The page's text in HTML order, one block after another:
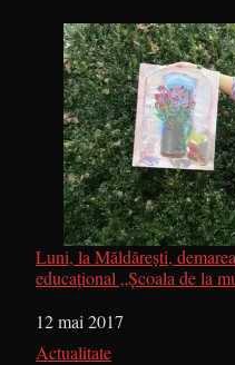
Luni, la Măldărești,
educațional „Școala de la
Dată
12 mai 2017
În legătură cu
Actualitate